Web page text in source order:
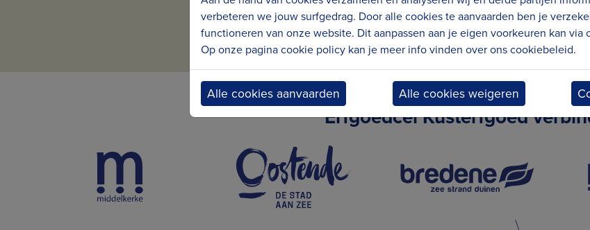
Erfgoedcel Kusterfgoed
verbeteren we jouw surfgedrag. Door alle cookies te aanvaarden ben je
functioneren van onze website. Dit aanpassen aan je eigen voorkeuren kan
Op onze pagina cookie policy kan je meer info vinden over ons cookiebeleid.
Alle cookies aanvaarden Alle cookies weigeren